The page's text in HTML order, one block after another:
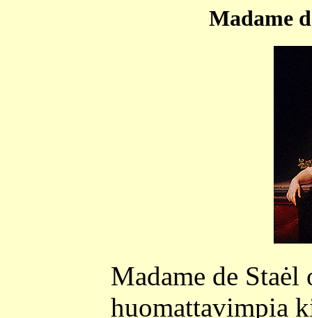
Madame
Madame de Staėl
huomattavimpia